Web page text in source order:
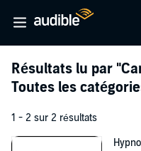
Résultats lu par
Toutes les
1 - 2 sur 2 résultats